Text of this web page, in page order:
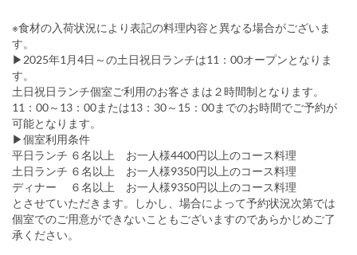
※食材の入荷状況により表記の料理内容と異なる場合がございま
す。
▶2025年1月4日～の土日祝日ランチは11：00オープンとなりま
す。
土日祝日ランチ個室ご利用のお客さまは２時間制となります。
11：00～13：00または13：30～15：00までのお時間でご予約が
可能となります。
▶個室利用条件
平日ランチ ６名以上 お一人様4400円以上のコース料理
土日ランチ ６名以上 お一人様9350円以上のコース料理
ディナー ６名以上 お一人様9350円以上のコース料理
とさせていただきます。しかし、場合によって予約状況次第では
個室でのご用意ができないこともございますのであらかじめご了
承ください。